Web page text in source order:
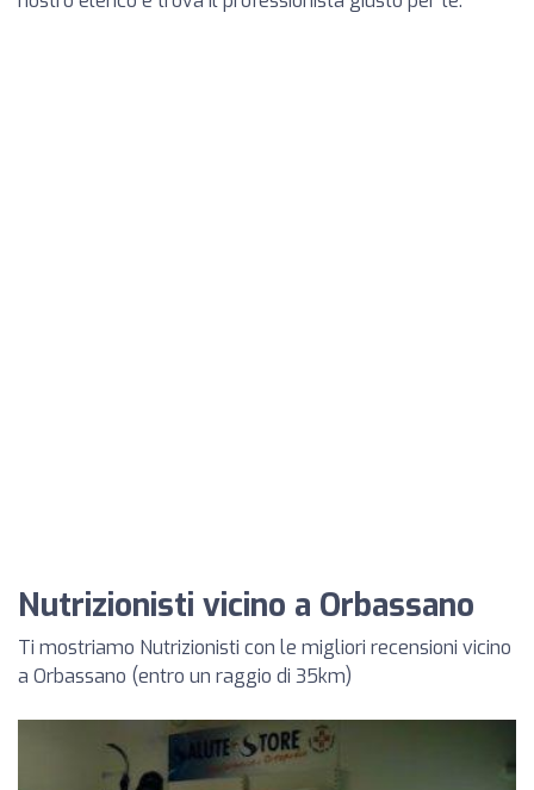
Nutrizionisti vicino a Orbassano
Ti mostriamo Nutrizionisti con le migliori recensioni vicino
a Orbassano (entro un raggio di 35km)